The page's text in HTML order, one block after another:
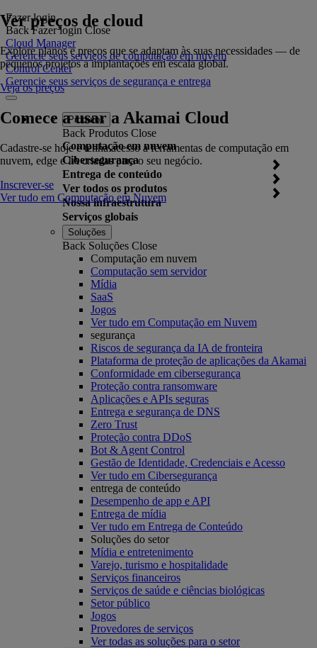
Fazer login
Back Fazer login Close
Cloud Manager
Gerencie seus serviços de computação em nuvem
Control Center
Gerencie seus serviços de segurança e entrega
Produtos
Back Produtos Close
Computação em nuvem
Cibersegurança
Entrega de conteúdo
Ver todos os produtos
Nossa infraestrutura
Serviços globais
Ver preços de cloud
Explore planos e preços que se adaptam às suas necessidades — de
pequenos projetos a implantações em escala global.
Veja os preços
Comece a usar a Akamai Cloud
Cadastre-se hoje e tenha acesso a ferramentas de computação em
nuvem, edge e IA criadas para o seu negócio.
Inscrever-se
Ver tudo em Computação em Nuvem
Soluções
Back Soluções Close
Computação em nuvem
Computação sem servidor
Mídia
SaaS
Jogos
Ver tudo em Computação em Nuvem
segurança
Riscos de segurança da IA de fronteira
Plataforma de proteção de aplicações da Akamai
Conformidade em cibersegurança
Proteção contra ransomware
Aplicações e APIs seguras
Entrega e segurança de DNS
Zero Trust
Proteção contra DDoS
Bot & Agent Control
Gestão de Identidade, Credenciais e Acesso
Ver tudo em Cibersegurança
entrega de conteúdo
Desempenho de app e API
Entrega de mídia
Ver tudo em Entrega de Conteúdo
Soluções do setor
Mídia e entretenimento
Varejo, turismo e hospitalidade
Serviços financeiros
Serviços de saúde e ciências biológicas
Setor público
Jogos
Provedores de serviços
Ver todas as soluções para o setor